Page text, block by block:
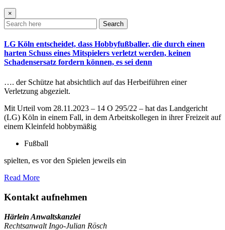
×
Search
LG Köln entscheidet, dass Hobbyfußballer, die durch einen
harten Schuss eines Mitspielers verletzt werden, keinen
Schadensersatz fordern können, es sei denn
…. der Schütze hat absichtlich auf das Herbeiführen einer
Verletzung abgezielt.
Mit Urteil vom 28.11.2023 – 14 O 295/22 – hat das Landgericht
(LG) Köln in einem Fall, in dem Arbeitskollegen in ihrer Freizeit auf
einem Kleinfeld hobbymäßig
Fußball
spielten, es vor den Spielen jeweils ein
Read More
Kontakt aufnehmen
Härlein Anwaltskanzlei
Rechtsanwalt Ingo-Julian Rösch